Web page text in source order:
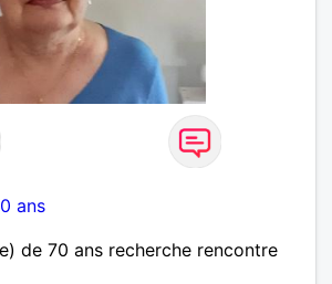
ans
de 70 ans recherche rencontre